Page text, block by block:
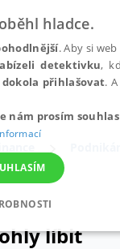
líbit
hladce.
. Aby si
detektivku,
přihlašovat.
nám prosím souhlas
FUNKČNÍ